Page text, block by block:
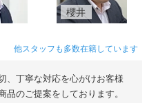
櫻井
他スタッフも多数在籍しています
、丁寧な対応を心がけお客様
品のご提案をしております。